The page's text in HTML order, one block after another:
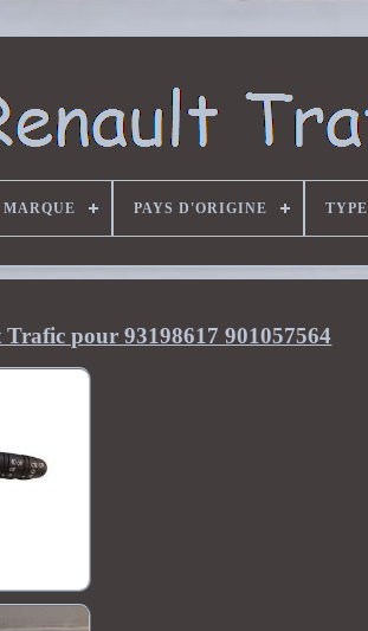
MARQUE PAYS D'ORIGINE TYPE
pour 93198617 901057564